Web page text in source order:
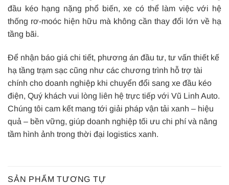
đầu kéo hạng nặng phổ biến, xe có thể làm việc với hệ
thống rơ-moóc hiện hữu mà không cần thay đổi lớn về hạ
tầng bãi.
Để nhận báo giá chi tiết, phương án đầu tư, tư vấn thiết kế
hạ tầng trạm sạc cũng như các chương trình hỗ trợ tài
chính cho doanh nghiệp khi chuyển đổi sang xe đầu kéo
điện, Quý khách vui lòng liên hệ trực tiếp với Vũ Linh Auto.
Chúng tôi cam kết mang tới giải pháp vận tải xanh – hiệu
quả – bền vững, giúp doanh nghiệp tối ưu chi phí và nâng
tầm hình ảnh trong thời đại logistics xanh.
SẢN PHẨM TƯƠNG TỰ